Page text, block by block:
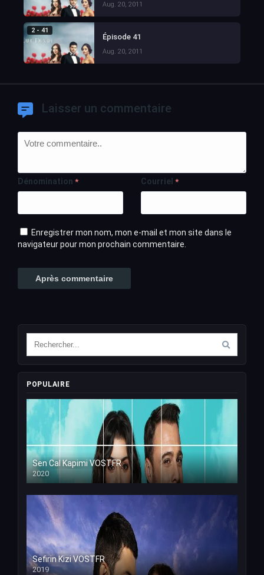
Aug. 20, 2011
2 - 41
Épisode 41
Aug. 20, 2011
Laisser un commentaire
Dénomination * Courriel *
Enregistrer mon nom, mon e-mail et mon site dans le
navigateur pour mon prochain commentaire.
POPULAIRE
Sen Cal Kapimi VOSTFR
2020
Sefirin Kizi VOSTFR
2019